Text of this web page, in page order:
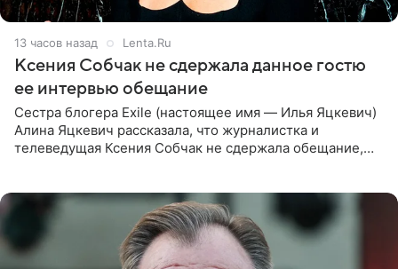
13 часов назад Lenta.Ru
Ксения Собчак не сдержала данное гостю
ее интервью обещание
Сестра блогера Exile (настоящее имя — Илья Яцкевич)
Алина Яцкевич рассказала, что журналистка и
телеведущая Ксения Собчак не сдержала обещание,